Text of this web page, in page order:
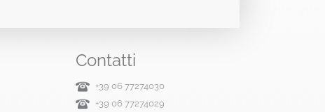
Contatti
+39 06 77274030
+39 06 77274029